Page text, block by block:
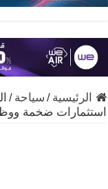
الرئيسية / سياحة /
استثمارات ضخمة